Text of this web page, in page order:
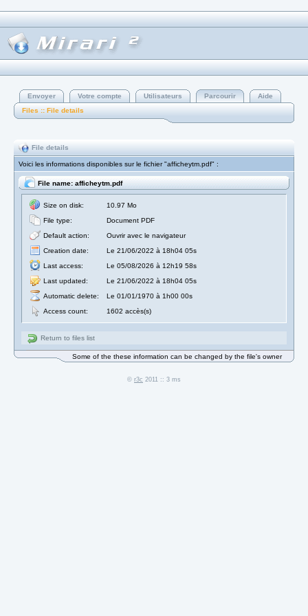
Envoyer Votre compte Utilisateurs Parcourir
Aide
Files :: File details
File details
Voici les informations disponibles sur le fichier "afficheytm.pdf" :
File name: afficheytm.pdf
Size on disk:
10.97 Mo
File type:
Document PDF
Default action:
Ouvrir avec le navigateur
Creation date:
Le 21/06/2022 à 18h04 05s
Last access:
Le 05/08/2026 à 12h19 58s
Last updated:
Le 21/06/2022 à 18h04 05s
Automatic delete:
Le 01/01/1970 à 1h00 00s
Access count:
1602 accès(s)
Return to files list
Some of the these information can be changed by the file's owner
© r3c 2011 :: 3 ms